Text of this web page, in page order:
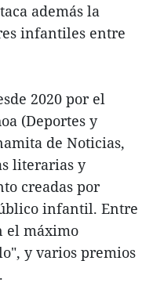
además la
infantiles entre
2020 por el
(Deportes y
de Noticias,
literarias y
creadas por
infantil. Entre
el máximo
y varios premios